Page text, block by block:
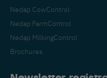
Nedap CowControl
Nedap FarmControl
Nedap MilkingControl
Brochures
Nous voyons